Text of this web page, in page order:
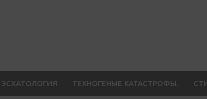
ЭСХАТОЛОГИЯ ТЕХНОГЕНЫЕ КАТАСТРОФЫ.